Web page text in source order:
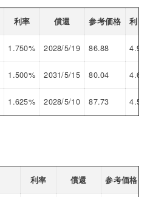
利率 償還 参考価格 利回
1.750% 2028/5/19 86.88 4.935
1.500% 2031/5/15 80.04 4.627
1.625% 2028/5/10 87.73 4.593
利率 償還 参考価格